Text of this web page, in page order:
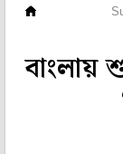
বাংলায়